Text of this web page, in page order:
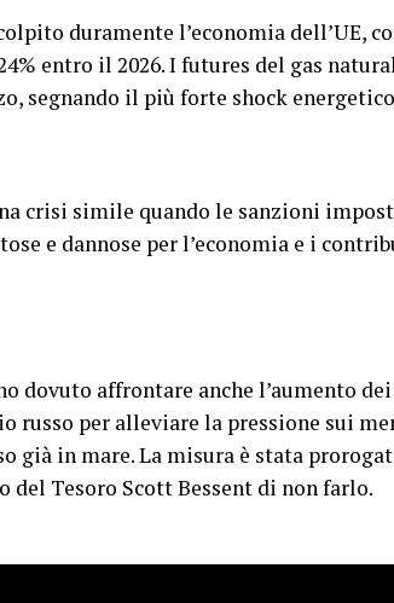
duramente l’economia dell’UE,
entro il 2026. I futures del gas
segnando il più forte shock
crisi simile quando le sanzioni
e dannose per l’economia e i
dovuto affrontare anche l’aumento
russo per alleviare la pressione sui
già in mare. La misura è stata
del Tesoro Scott Bessent di non farlo.